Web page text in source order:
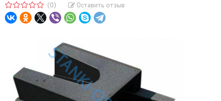
(0) Оставить отзыв